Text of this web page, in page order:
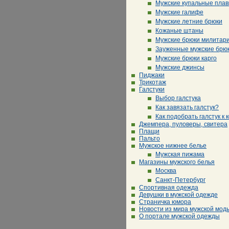
Мужские купальные
Мужские галифе
Мужские летние брюки
Кожаные штаны
Мужские брюки милитари
Зауженные мужские
Мужские брюки карго
Мужские джинсы
Пиджаки
Трикотаж
Галстуки
Выбор галстука
Как завязать галстук?
Как подобрать галстук к
Джемпера, пуловеры, свитера
Плащи
Пальто
Мужское нижнее белье
Мужская пижама
Магазины мужского белья
Москва
Санкт-Петербург
Спортивная одежда
Девушки в мужской одежде
Страничка юмора
Новости из мира мужской
О портале мужской одежды